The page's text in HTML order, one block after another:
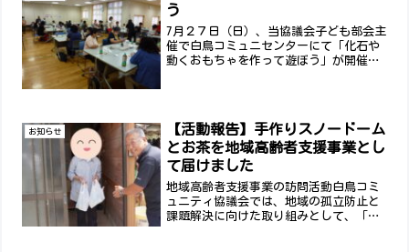
う
7月２７日（日）、当協議会子ども部会主
催で白鳥コミュニセンターにて「化石や
動くおもちゃを作って遊ぼう」が開催さ
お知らせ
【活動報告】手作りスノードーム
とお茶を地域高齢者支援事業とし
て届けました
地域高齢者支援事業の訪問活動白鳥コミ
ュニティ協議会では、地域の孤立防止と
課題解決に向けた取り組みとして、「地